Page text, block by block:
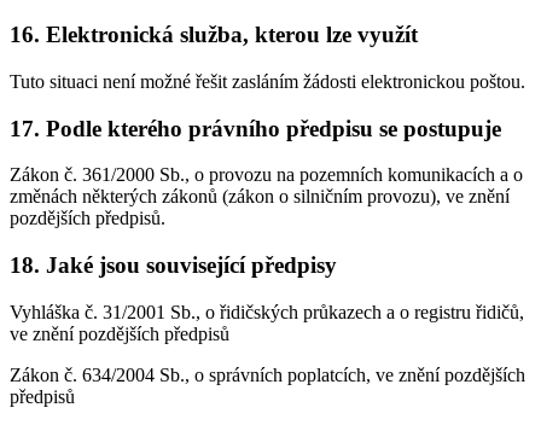
16. Elektronická služba, kterou lze využít
Tuto situaci není možné řešit zasláním žádosti elektronickou poštou.
17. Podle kterého právního předpisu se postupuje
Zákon č. 361/2000 Sb., o provozu na pozemních komunikacích a o
změnách některých zákonů (zákon o silničním provozu), ve znění
pozdějších předpisů.
18. Jaké jsou související předpisy
Vyhláška č. 31/2001 Sb., o řidičských průkazech a o registru řidičů,
ve znění pozdějších předpisů
Zákon č. 634/2004 Sb., o správních poplatcích, ve znění pozdějších
předpisů